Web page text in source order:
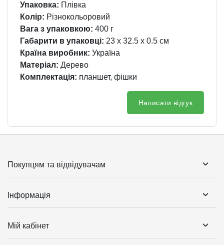
Упаковка: Плівка
Колір: Різнокольоровий
Вага з упаковкою: 400 г
Габарити в упаковці: 23 x 32.5 x 0.5 см
Країна виробник: Україна
Матеріал: Дерево
Комплектація: планшет, фішки
Написати відгук
Покупцям та відвідувачам
Інформація
Мій кабінет